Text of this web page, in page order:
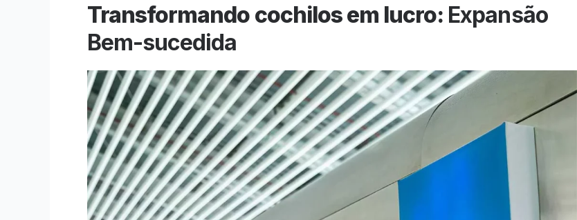
Transformando cochilos em lucro: Expansão
Bem-sucedida